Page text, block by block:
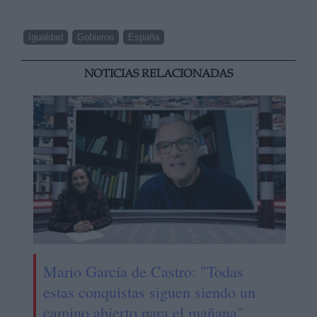
Igualdad Gobierno España
NOTICIAS RELACIONADAS
Mario García de Castro: "Todas
estas conquistas siguen siendo un
camino abierto para el mañana"